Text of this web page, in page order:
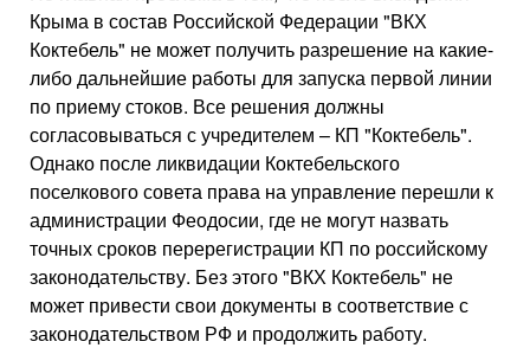
Крыма в состав Российской Федерации "ВКХ
Коктебель" не может получить разрешение на какие-
либо дальнейшие работы для запуска первой линии
по приему стоков. Все решения должны
согласовываться с учредителем – КП "Коктебель".
Однако после ликвидации Коктебельского
поселкового совета права на управление перешли к
администрации Феодосии, где не могут назвать
точных сроков перерегистрации КП по российскому
законодательству. Без этого "ВКХ Коктебель" не
может привести свои документы в соответствие с
законодательством РФ и продолжить работу.